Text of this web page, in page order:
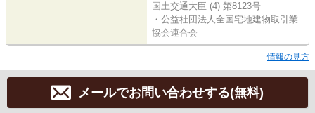
国土交通大臣 (4) 第8123号
・公益社団法人全国宅地建物取引業
協会連合会
情報の見方
メールでお問い合わせする(無料)